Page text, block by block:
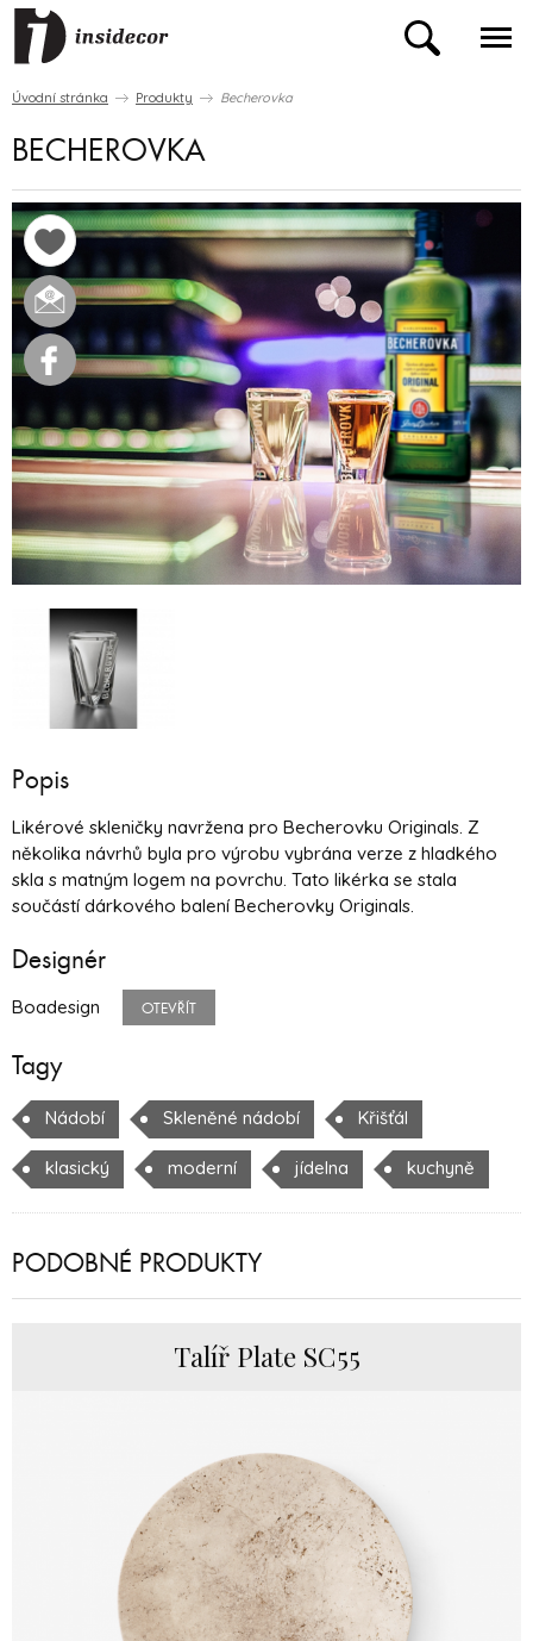
Úvodní stránka Produkty Becherovka
BECHEROVKA
Popis
Likérové skleničky navržena pro Becherovku Originals. Z
několika návrhů byla pro výrobu vybrána verze z hladkého
skla s matným logem na povrchu. Tato likérka se stala
součástí dárkového balení Becherovky Originals.
Designér
Boadesign OTEVŘÍT
Tagy
Nádobí Skleněné nádobí Křišťál
klasický moderní jídelna kuchyně
PODOBNÉ PRODUKTY
Talíř Plate SC55